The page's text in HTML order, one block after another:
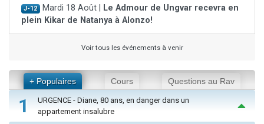
J-12 Mardi 18 Août |
Le Admour de Ungvar recevra en
plein Kikar de Natanya à Alonzo!
Voir tous les événements à venir
+ Populaires Cours Questions au Rav
1
URGENCE - Diane, 80 ans, en danger dans un
appartement insalubre